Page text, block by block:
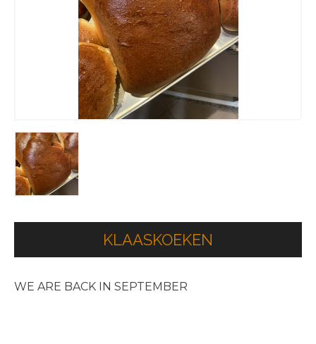
KLAASKOEKEN
WE ARE BACK IN SEPTEMBER